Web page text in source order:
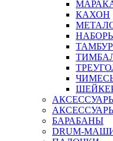
КАХОН
БАРАБАНЫ
DRUM-